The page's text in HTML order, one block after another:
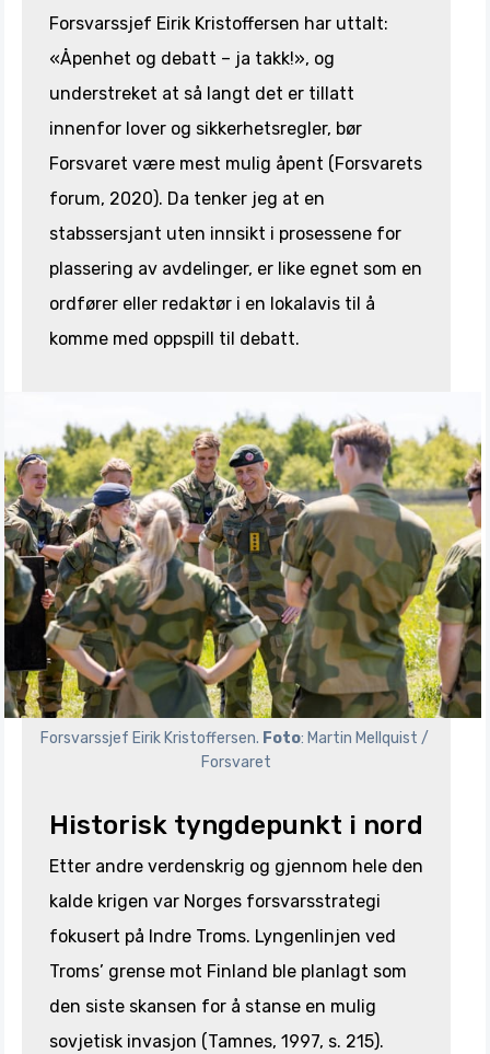
Forsvarssjef Eirik Kristoffersen har uttalt:
«Åpenhet og debatt – ja takk!», og
understreket at så langt det er tillatt
innenfor lover og sikkerhetsregler, bør
Forsvaret være mest mulig åpent (Forsvarets
forum, 2020). Da tenker jeg at en
stabssersjant uten innsikt i prosessene for
plassering av avdelinger, er like egnet som en
ordfører eller redaktør i en lokalavis til å
komme med oppspill til debatt.
Forsvarssjef Eirik Kristoffersen. Foto: Martin Mellquist /
Forsvaret
Historisk tyngdepunkt i nord
Etter andre verdenskrig og gjennom hele den
kalde krigen var Norges forsvarsstrategi
fokusert på Indre Troms. Lyngenlinjen ved
Troms’ grense mot Finland ble planlagt som
den siste skansen for å stanse en mulig
sovjetisk invasjon (Tamnes, 1997, s. 215).